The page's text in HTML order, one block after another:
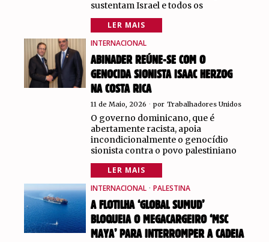
sustentam Israel e todos os
LER MAIS
INTERNACIONAL
ABINADER REÚNE-SE COM O
GENOCIDA SIONISTA ISAAC HERZOG
NA COSTA RICA
11 de Maio, 2026 por Trabalhadores Unidos
O governo dominicano, que é
abertamente racista, apoia
incondicionalmente o genocídio
sionista contra o povo palestiniano
LER MAIS
INTERNACIONAL · PALESTINA
A FLOTILHA ‘GLOBAL SUMUD’
BLOQUEIA O MEGACARGEIRO ‘MSC
MAYA’ PARA INTERROMPER A CADEIA